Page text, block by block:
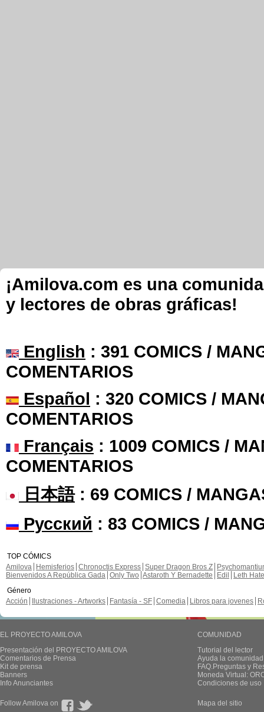
¡Amilova.com es una
y lectores de obras gráficas!
English : 391 COMICS /
COMENTARIOS
Español : 320 COMICS /
COMENTARIOS
Français : 1009 COMICS /
COMENTARIOS
日本語: 69 COMICS /
Русский : 83 COMICS /
TOP CÓMICS
Amilova
Hemisferios Chronoctis Express Super Dragon Bros Z
Bienvenidos A República Gada Only Two Astaroth Y Bernadette Edil
Leth Hate
Género
Acción
Ilustraciones - Artworks Fantasía - SF Comedia Libros para jovenes
EL PROYECTO AMILOVA
Presentación del PROYECTO AMILOVA
Comentarios de Prensa
Kit de prensa
Banners
Info Anunciantes
COMUNIDAD
Tutorial del lector
Ayuda la
FAQ.Preguntas y
Moneda Virtual:
Condiciones de uso
Follow Amilova on Mapa del sitio